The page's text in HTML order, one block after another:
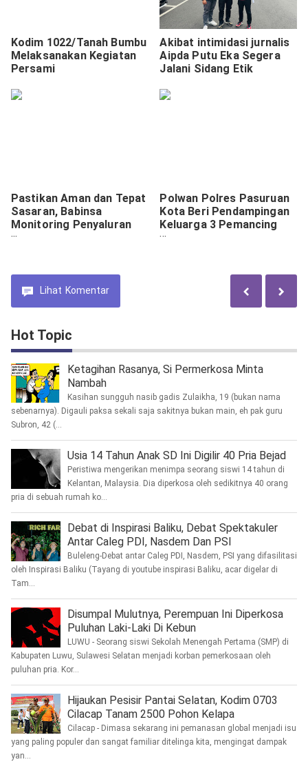
Kodim 1022/Tanah Bumbu
Melaksanakan Kegiatan
Persami
Akibat intimidasi jurnalis
Aipda Putu Eka Segera
Jalani Sidang Etik
Pastikan Aman dan Tepat
Sasaran, Babinsa
Monitoring Penyaluran
Bantuan Beras Rasda.
Polwan Polres Pasuruan
Kota Beri Pendampingan
Keluarga 3 Pemancing
yang Hilang di Perairan
Lihat Komentar
Hot Topic
Ketagihan Rasanya, Si Permerkosa Minta
Nambah
Kasihan sungguh nasib gadis Zulaikha, 19 (bukan nama
sebenarnya). Digauli paksa sekali saja sakitnya bukan main, eh pak guru
Subron, 42 (...
Usia 14 Tahun Anak SD Ini Digilir 40 Pria Bejad
Peristiwa mengerikan menimpa seorang siswi 14 tahun di
Kelantan, Malaysia. Dia diperkosa oleh sedikitnya 40 orang
pria di sebuah rumah ko...
Debat di Inspirasi Baliku, Debat Spektakuler
Antar Caleg PDI, Nasdem Dan PSI
Buleleng-Debat antar Caleg PDI, Nasdem, PSI yang difasilitasi
oleh Inspirasi Baliku (Tayang di youtube inspirasi Baliku, acar digelar di
Tam...
Disumpal Mulutnya, Perempuan Ini Diperkosa
Puluhan Laki-Laki Di Kebun
LUWU - Seorang siswi Sekolah Menengah Pertama (SMP) di
Kabupaten Luwu, Sulawesi Selatan menjadi korban pemerkosaan oleh
puluhan pria. Kor...
Hijaukan Pesisir Pantai Selatan, Kodim 0703
Cilacap Tanam 2500 Pohon Kelapa
Cilacap - Dimasa sekarang ini pemanasan global menjadi isu
yang paling populer dan sangat familiar ditelinga kita, mengingat dampak
yan...